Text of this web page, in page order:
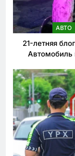
АВТО
21-летняя
Автомобиль